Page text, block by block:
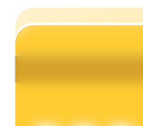
學習如何保持盈利